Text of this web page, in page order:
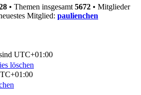
• Themen insgesamt 5672 • Mitglieder
Mitglied: paulienchen
UTC+01:00
löschen